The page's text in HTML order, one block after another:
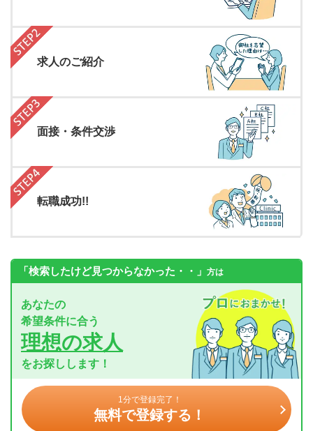
求人のご紹介
面接・条件交渉
転職成功!!
「検索したけど見つからなかった・・」 方は
あなたの
希望条件に合う
理想の求人
をお探しします！
1分で登録完了！
無料で登録する！